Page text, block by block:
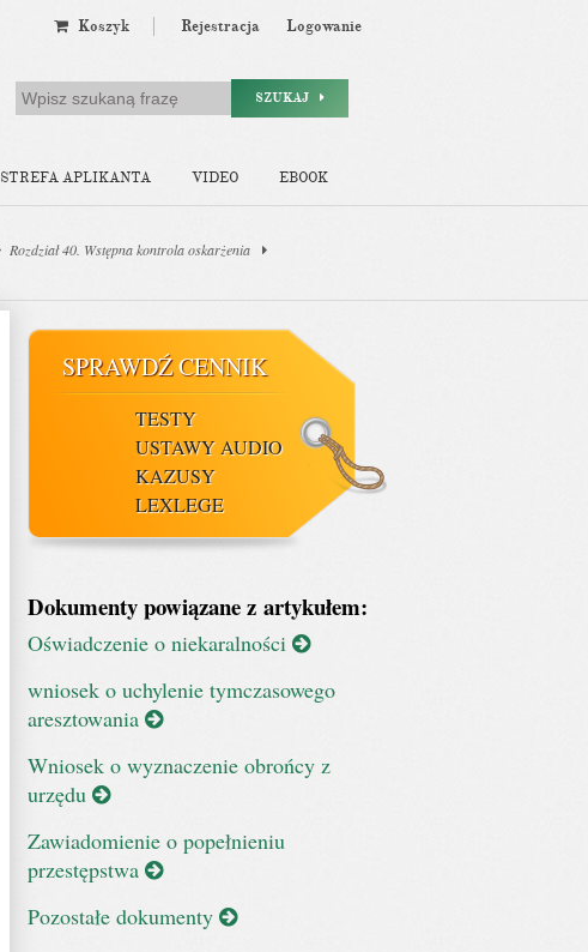
Koszyk Rejestracja Logowanie
SZUKAJ
STREFA APLIKANTA VIDEO EBOOK
Rozdział 40. Wstępna kontrola oskarżenia
SPRAWDŹ CENNIK
TESTY
USTAWY AUDIO
KAZUSY
LEXLEGE
Dokumenty powiązane z artykułem:
Oświadczenie o niekaralności
wniosek o uchylenie tymczasowego
aresztowania
Wniosek o wyznaczenie obrońcy z
urzędu
Zawiadomienie o popełnieniu
przestępstwa
Pozostałe dokumenty